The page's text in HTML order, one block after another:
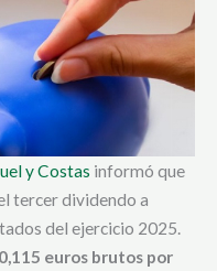
y Costas informó que
tercer dividendo a
del ejercicio 2025.
0,115 euros brutos por